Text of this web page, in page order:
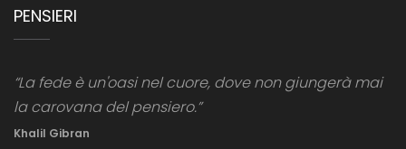
PENSIERI
“La fede è un'oasi nel cuore, dove non giungerà mai
la carovana del pensiero.”
Khalil Gibran